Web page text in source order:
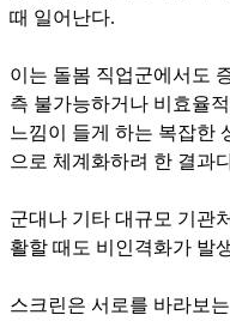
때 일어난다.
이는 돌봄 직업군에서도
측 불가능하거나 비효율
느낌이 들게 하는 복잡한
으로 체계화하려 한 결과
군대나 기타 대규모 기관
활할 때도 비인격화가 발
스크린은 서로를 바라보